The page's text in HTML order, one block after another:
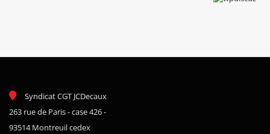
Syndicat CGT JCDecaux
263 rue de Paris - case 426 -
93514 Montreuil cedex